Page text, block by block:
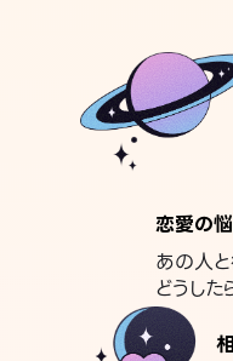
恋愛の
あの人
どうした